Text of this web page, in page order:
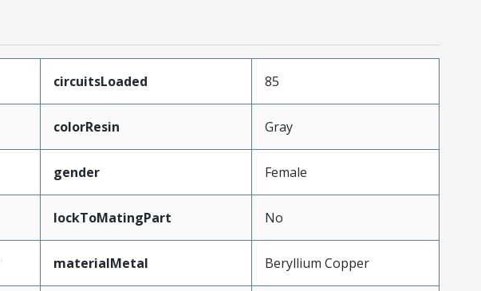
circuitsLoaded 85
colorResin Gray
gender Female
lockToMatingPart No
materialMetal Beryllium Copper